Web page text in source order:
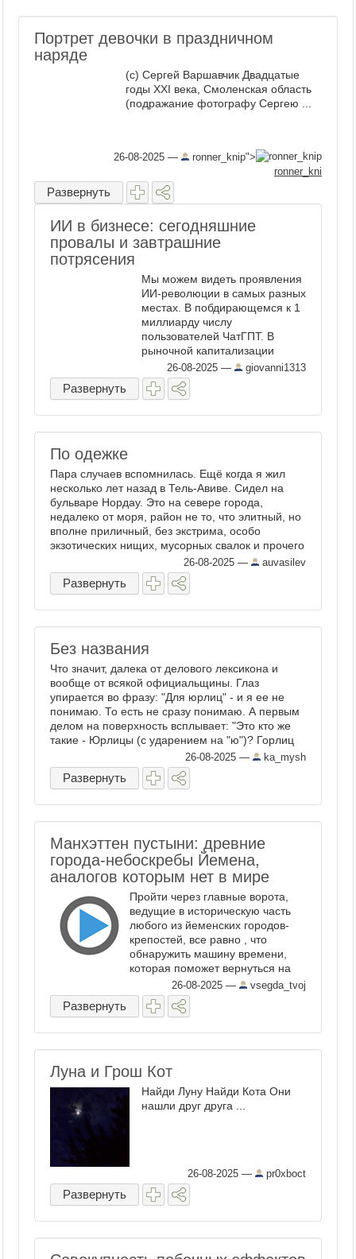
Портрет девочки в праздничном
наряде
(с) Сергей Варшавчик Двадцатые
годы ХХI века, Смоленская область
(подражание фотографу Сергею ...
26-08-2025 —
ronner_knip">
ronner_kni
Развернуть
ИИ в бизнесе: сегодняшние
провалы и завтрашние
потрясения
Мы можем видеть проявления
ИИ-революции в самых разных
местах. В побдирающемся к 1
миллиарду числу
пользователей ЧатГПТ. В
рыночной капитализации
компании "Нвидиа". В
астрономических выплатах,
которыми Марк Цукерберг,
сверхинтеллекта, ...
26-08-2025 — giovanni1313
Развернуть
По одежке
Пара случаев вспомнилась. Ещё когда я жил
несколько лет назад в Тель-Авиве. Сидел на
бульваре Нордау. Это на севере города,
недалеко от моря, район не то, что элитный, но
вполне приличный, без экстрима, особо
экзотических нищих, мусорных свалок и прочего
подобного. Там несколько ...26-08-2025 — auvasilev
Развернуть
Без названия
Что значит, далека от делового лексикона и
вообще от всякой официальщины. Глаз
упирается во фразу: "Для юрлиц" - и я ее не
понимаю. То есть не сразу понимаю. А первым
делом на поверхность всплывает: "Это кто же
такие - Юрлицы (с ударением на "ю")? Горлиц
знаю, юрлиц - нет..." А и нету их, ...
26-08-2025 — ka_mysh
Развернуть
Манхэттен пустыни: древние
города-небоскребы Йемена,
аналогов которым нет в мире
Пройти через главные ворота,
ведущие в историческую часть
любого из йеменских городов-
крепостей, все равно , что
обнаружить машину времени,
которая поможет вернуться на
несколько веков назад.
«Манхэттен пустыни» до сих
может похвастаться глиняными
26-08-2025 — vsegda_tvoj
Развернуть
Луна и Грош Кот
Найди Луну Найди Кота Они
нашли друг друга ...
26-08-2025 — pr0xboct
Развернуть